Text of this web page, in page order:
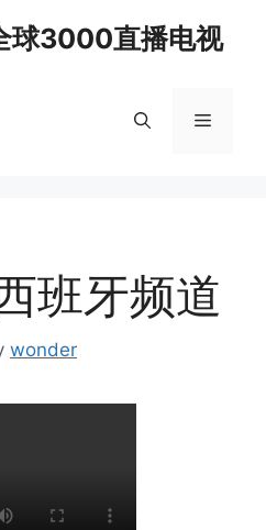
球3000直播电视
Menu
班牙频道
wonder